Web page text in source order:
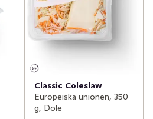
Classic Coleslaw
Europeiska unionen, 350
g, Dole